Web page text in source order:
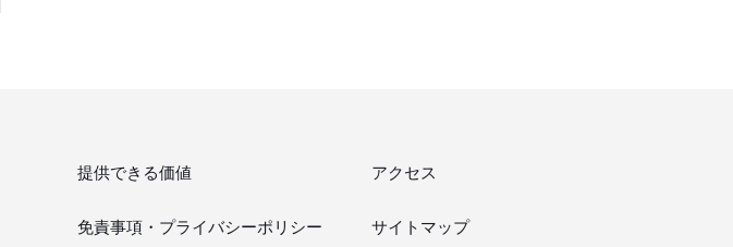
提供できる価値
免責事項・ プライバシーポリシー
アクセス
サイトマップ